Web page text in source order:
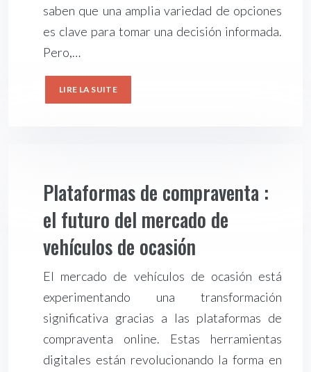
saben que una amplia variedad de opciones
es clave para tomar una decisión informada.
Pero,…
LIRE LA SUITE
Plataformas de compraventa :
el futuro del mercado de
vehículos de ocasión
El mercado de vehículos de ocasión está
experimentando una transformación
significativa gracias a las plataformas de
compraventa online. Estas herramientas
digitales están revolucionando la forma en